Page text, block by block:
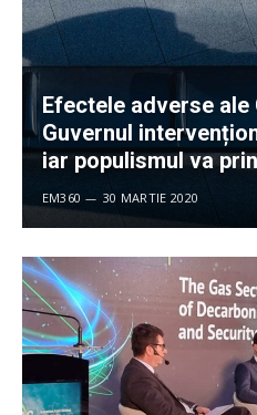
Efectele adverse ale
Guvernul
iar populismul va
EM360 30 MARTIE 2020